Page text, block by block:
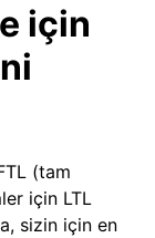
için
(tam
için LTL
sizin için en